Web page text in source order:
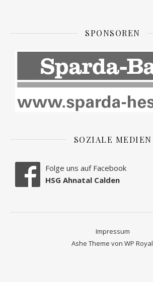
SPONSOREN
SOZIALE MEDIEN
Folge uns auf Facebook
HSG Ahnatal Calden
Impressum
Ashe Theme von WP Royal